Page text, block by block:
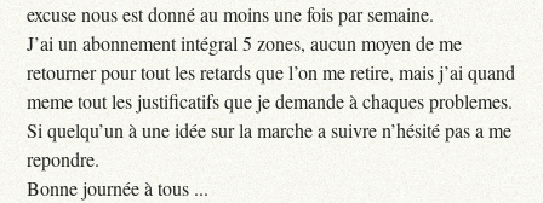
excuse nous est donné au moins une fois par semaine.
J’ai un abonnement intégral 5 zones, aucun moyen de me
retourner pour tout les retards que l’on me retire, mais j’ai quand
meme tout les justificatifs que je demande à chaques problemes.
Si quelqu’un à une idée sur la marche a suivre n’hésité pas a me
repondre.
Bonne journée à tous ...